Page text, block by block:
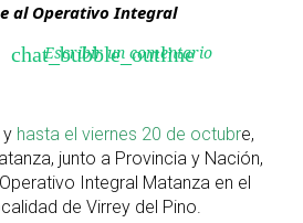
al Operativo Integral
chat_bubble_outline
Escribir un comentario
y hasta el viernes 20 de octubre,
junto a Provincia y Nación,
Integral Matanza en el
de Virrey del Pino.